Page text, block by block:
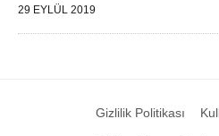
29 EYLÜL 2019
Gizlilik Politikası